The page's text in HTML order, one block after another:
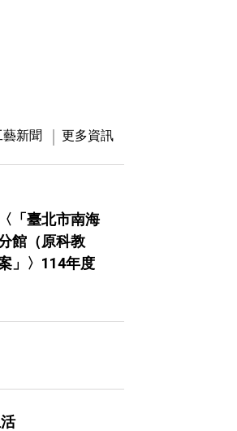
藝新聞 更多資訊
「臺北市南海
館（原科教
」〉114年度